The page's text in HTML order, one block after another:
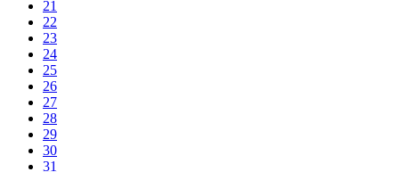
21
22
23
24
25
26
27
28
29
30
31